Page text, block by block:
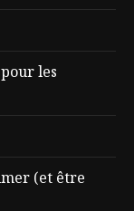
les
(et être